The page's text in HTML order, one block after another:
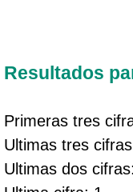
Resultados
Primeras tres
Ultimas tres
Ultimas dos